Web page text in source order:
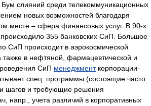
слияний среди телекоммуникационных
новых возможностей благодаря
месте – сфера финансовых услуг. В 90-х
происходило 355 банковских СиП. Большое
СиП происходит в аэрокосмической
в нефтяной, фармацевтической и
СиП менеджменткорпорации-
спец. программы (состоящие часто
шагов и требующие решения
напр., учета различий в корпоративных